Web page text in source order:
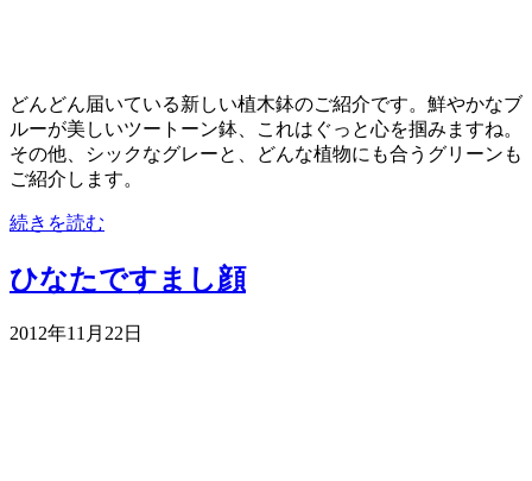
どんどん届いている新しい植木鉢のご紹介です。鮮やかなブ
ルーが美しいツートーン鉢、これはぐっと心を掴みますね。
その他、シックなグレーと、どんな植物にも合うグリーンも
ご紹介します。
続きを読む
ひなたですまし顔
2012年11月22日